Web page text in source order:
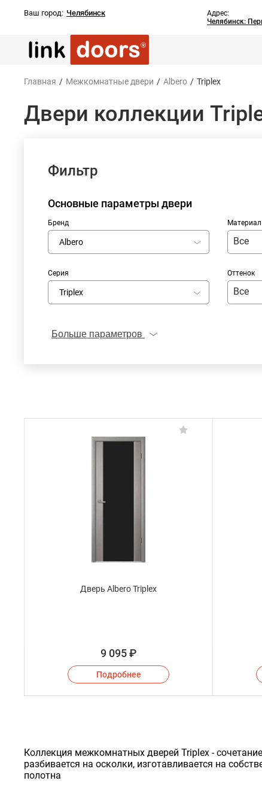
Ваш город: Челябинск
Адрес:
Челябинск:
Главная / Межкомнатные двери / Albero / Triplex
Двери коллекции
Фильтр
Основные параметры двери
Бренд
Albero
Серия
Triplex
Материал
Все
Оттенок
Все
Больше параметров
Дверь Albero Triplex
9 095₽
Подробнее
Коллекция межкомнатных дверей Triplex -
разбивается на осколки, изготавливается на
полотна